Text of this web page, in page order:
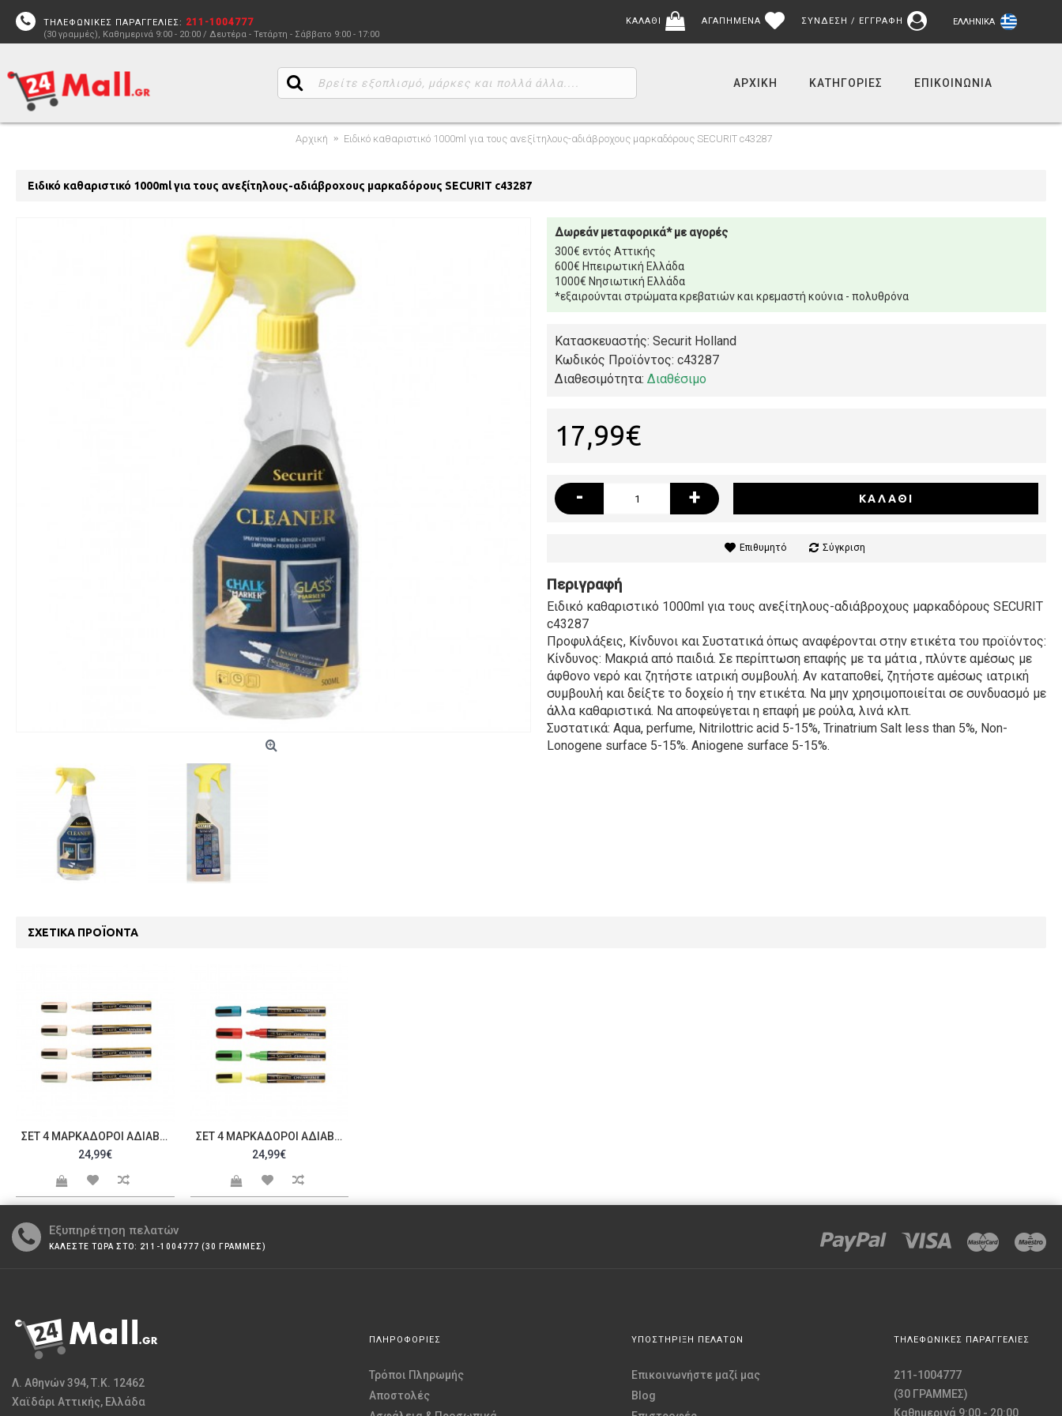
ΤΗΛΕΦΩΝΙΚΕΣ ΠΑΡΑΓΓΕΛΙΕΣ: 211-1004777
(30 γραμμές), Καθημερινά 9:00 - 20:00 / Δευτέρα - Τετάρτη - Σάββατο 9:00 - 17:00
ΕΛΛΗΝΙΚΆ
ΚΑΛΑΘΙ ΑΓΑΠΗΜΕΝΑ ΣΥΝΔΕΣΗ / ΕΓΓΡΑΦΗ
ΑΡΧΙΚΉ ΚΑΤΗΓΟΡΙΕΣ ΕΠΙΚΟΙΝΩΝΊΑ
Αρχική Ειδικό καθαριστικό 1000ml για τους ανεξίτηλους-αδιάβροχους μαρκαδόρους SECURIT c43287
Ειδικό καθαριστικό 1000ml για τους ανεξίτηλους-αδιάβροχους μαρκαδόρους SECURIT c43287
Δωρεάν μεταφορικά* με αγορές
300€ εντός Αττικής
600€ Ηπειρωτική Ελλάδα
1000€ Νησιωτική Ελλάδα
*εξαιρούνται στρώματα κρεβατιών και κρεμαστή κούνια - πολυθρόνα
Κατασκευαστής: Securit Holland
Κωδικός Προϊόντος: c43287
Διαθεσιμότητα: Διαθέσιμο
17,99€
- + ΚΑΛΆΘΙ
Επιθυμητό Σύγκριση
Περιγραφή
Ειδικό καθαριστικό 1000ml για τους ανεξίτηλους-αδιάβροχους μαρκαδόρους SECURIT
c43287
Προφυλάξεις, Κίνδυνοι και Συστατικά όπως αναφέρονται στην ετικέτα του προϊόντος:
Κίνδυνος: Μακριά από παιδιά. Σε περίπτωση επαφής με τα μάτια , πλύντε αμέσως με
άφθονο νερό και ζητήστε ιατρική συμβουλή. Αν καταποθεί, ζητήστε αμέσως ιατρική
συμβουλή και δείξτε το δοχείο ή την ετικέτα. Να μην χρησιμοποιείται σε συνδυασμό με
άλλα καθαριστικά. Να αποφεύγεται η επαφή με ρούλα, λινά κλπ.
Συστατικά: Aqua, perfume, Nitrilottric acid 5-15%, Trinatrium Salt less than 5%, Non-
Lonogene surface 5-15%. Aniogene surface 5-15%.
ΣΧΕΤΙΚΆ ΠΡΟΪΌΝΤΑ
ΣΕΤ 4 ΜΑΡΚΑΔΌΡΟΙ ΑΔΙΑΒΡΟΧΟΙ ΥΓΡΉΣ ΚΙΜΩΛΊΑΣ ΜΕ ΜΕΣΣΑΊΑ ΜΎΤΗ, ΣΕ ΧΡΏΜΑ ΆΣΠΡΟ, SECURIT C43288
24,99€
ΣΕΤ 4 ΜΑΡΚΑΔΌΡΟΙ ΑΔΙΑΒΡΟΧΟΙ ΥΓΡΉΣ ΚΙΜΩΛΊΑΣ ΜΕ ΜΕΣΣΑΊΑ ΜΎΤΗ, ΣΕ 4 ΧΡΏΜΑΤΑ, SECURIT C43289
24,99€
Εξυπηρέτηση πελατών
ΚΑΛΕΣΤΕ ΤΩΡΑ ΣΤΟ: 211-1004777 (30 ΓΡΑΜΜΕΣ)
Λ. Αθηνών 394, Τ.Κ. 12462
Χαϊδάρι Αττικής, Ελλάδα
ΠΛΗΡΟΦΟΡΙΕΣ
Τρόποι Πληρωμής
Αποστολές
ΥΠΟΣΤΗΡΙΞΗ ΠΕΛΑΤΩΝ
Επικοινωνήστε μαζί μας
Blog
ΤΗΛΕΦΩΝΙΚΕΣ ΠΑΡΑΓΓΕΛΙΕΣ
211-1004777
(30 ΓΡΑΜΜΕΣ)
Καθημερινά 9:00 - 20:00